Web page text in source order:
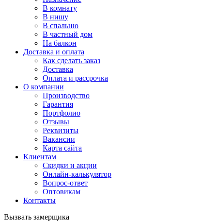
В комнату
В нишу
В спальню
В частный дом
На балкон
Доставка и оплата
Как сделать заказ
Доставка
Оплата и рассрочка
О компании
Производство
Гарантия
Портфолио
Отзывы
Реквизиты
Вакансии
Карта сайта
Клиентам
Скидки и акции
Онлайн-калькулятор
Вопрос-ответ
Оптовикам
Контакты
Вызвать замерщика